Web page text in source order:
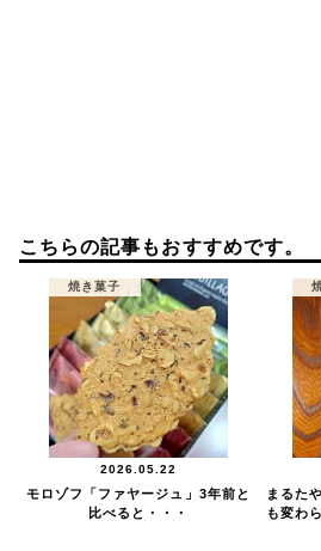
こちらの記事もおすすめです。
焼き菓子
2026.05.22
モロゾフ「ファヤージュ」3年前と
比べると・・・
まるた
も変わ